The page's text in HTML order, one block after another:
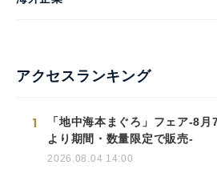
アクセスランキング
1
「地中海本まぐろ」フェア-8月
より期間・数量限定で販売-
2026.08.04 14:00